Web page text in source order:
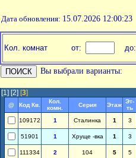
Дата обновления: 15.07.2026 12:00:23
Кол. комнат от: до:
Вы выбрали варианты:
[1] [2] [3]
@ Код Кв.
Кол.
комн.
Серия Этаж
Эт-
ть
109172 1 Сталинка 1 3
51901 1 Хруще -вка 1 3
111334 2 104 5 5